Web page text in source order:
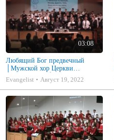
03:08
Любящий Бог предвечный
│Мужской хор Церкви
«Благовестие»│ Християнські
пісні
Evangelist Август 19, 2022